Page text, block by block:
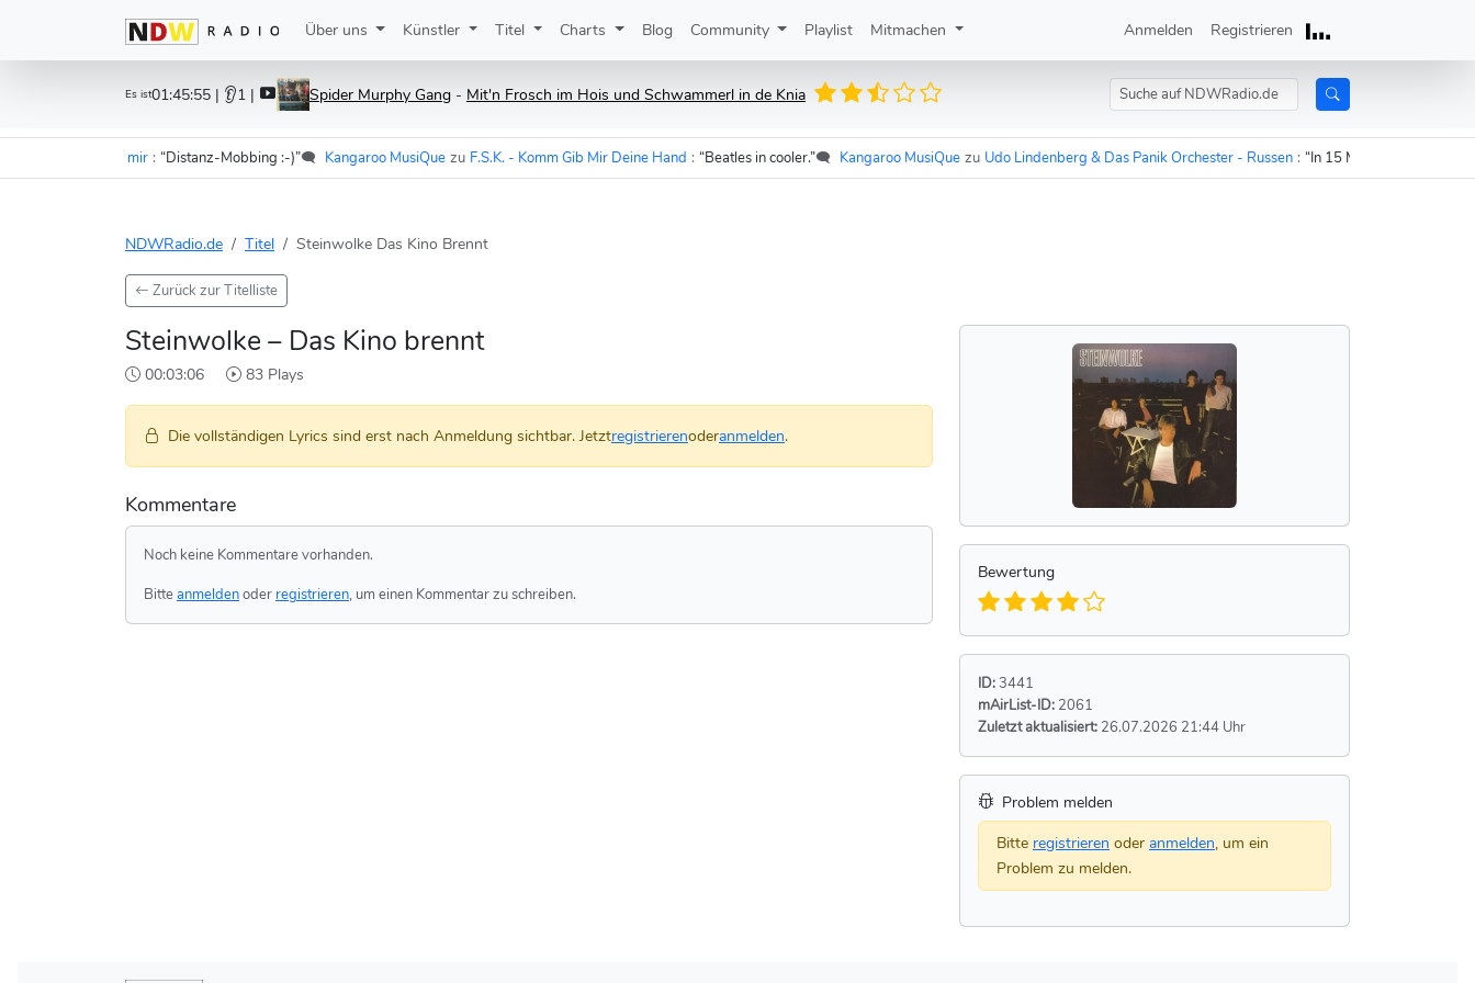
Über uns Künstler Titel Charts Blog Community Playlist Mitmachen Anmelden Registrieren
Es ist01:45:55 | 👂1 | Spider Murphy Gang - Mit'n Frosch im Hois und Schwammerl in de Knia
“Distanz-Mobbing :-)”🗨️ Kangaroo MusiQue zu F.S.K. - Komm Gib Mir Deine Hand : “Beatles in cooler.”🗨️ Kangaroo MusiQue zu Udo Lindenberg & Das Panik Orchester - Russen : “In 15 Minuten sind die Russen
NDWRadio.de Titel Steinwolke Das Kino Brennt
Zurück zur Titelliste
Steinwolke – Das Kino brennt
00:03:06 83 Plays
Die vollständigen Lyrics sind erst nach Anmeldung sichtbar. Jetztregistrierenoderanmelden.
Kommentare
Noch keine Kommentare vorhanden.
Bitteanmeldenoder registrieren, um einen Kommentar zu schreiben.
Bewertung
ID:3441
mAirList-ID: 2061
Zuletzt aktualisiert: 26.07.2026 21:44 Uhr
Problem melden
Bitte registrieren oder anmelden, um ein
Problem zu melden.